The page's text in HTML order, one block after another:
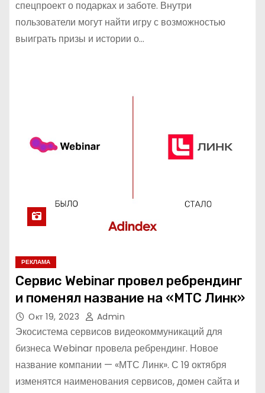
спецпроект о подарках и заботе. Внутри
пользователи могут найти игру с возможностью
выиграть призы и истории о…
РЕКЛАМА
Сервис Webinar провел ребрендинг
и поменял название на «МТС Линк»
Окт 19, 2023 Admin
Экосистема сервисов видеокоммуникаций для
бизнеса Webinar провела ребрендинг. Новое
название компании — «МТС Линк». С 19 октября
изменятся наименования сервисов, домен сайта и